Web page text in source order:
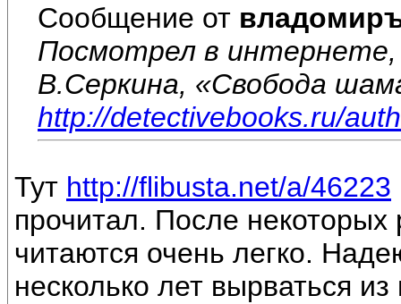
Сообщение от
Посмотрел в интернете,
В.Серкина, «Свобода
http://detectivebooks.ru/
Тут http://flibusta.net/a/46223
прочитал. После
читаются очень легко.
несколько лет вырваться из